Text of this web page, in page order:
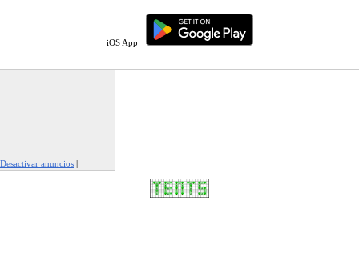
iOS App
Desactivar anuncios |